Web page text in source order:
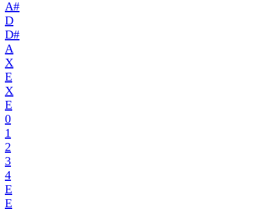
A#
D
D#
A
X
E
X
E
0
1
2
3
4
E
E